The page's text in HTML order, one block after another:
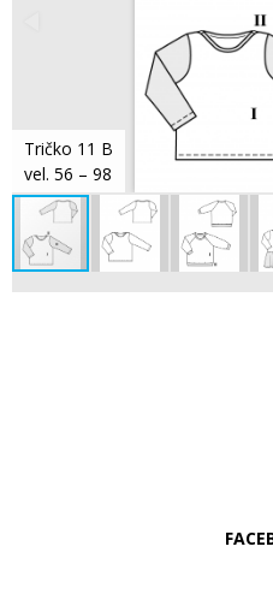
Tričko 11 B
vel. 56 – 98